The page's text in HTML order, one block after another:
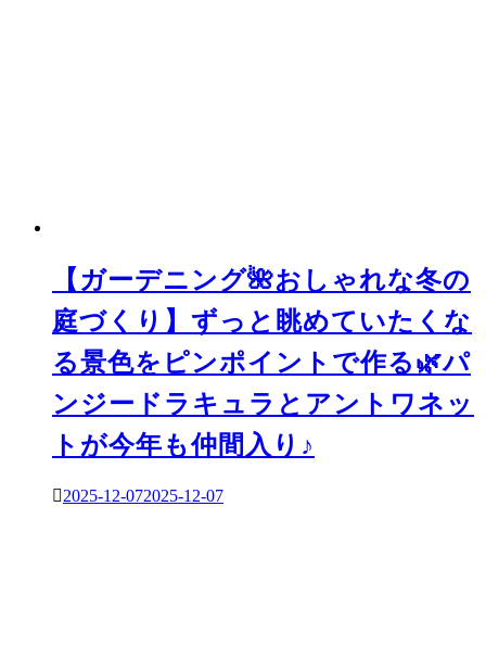
【ガーデニング🌺おしゃれな冬の
庭づくり】ずっと眺めていたくな
る景色をピンポイントで作る🌿パ
ンジードラキュラとアントワネッ
トが今年も仲間入り♪
2025-12-072025-12-07